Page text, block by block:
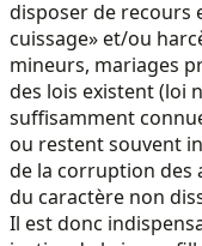
disposer de recours
cuissage» et/ou
mineurs, mariages
des lois existent (loi
suffisamment
ou restent souvent
de la corruption des
du caractère non
Il est donc